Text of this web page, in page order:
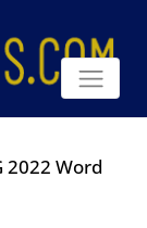
2022 Word